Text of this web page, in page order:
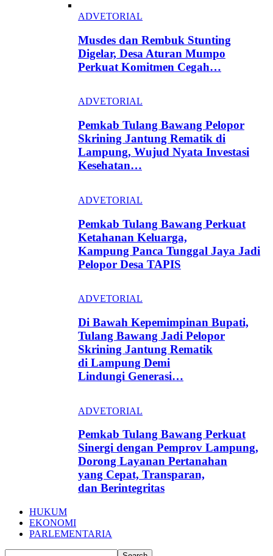
ADVETORIAL
Musdes dan Rembuk Stunting
Digelar, Desa Aturan Mumpo
Perkuat Komitmen Cegah…
ADVETORIAL
Pemkab Tulang Bawang Pelopor
Skrining Jantung Rematik di
Lampung, Wujud Nyata Investasi
Kesehatan…
ADVETORIAL
Pemkab Tulang Bawang Perkuat
Ketahanan Keluarga,
Kampung Panca Tunggal Jaya Jadi
Pelopor Desa TAPIS
ADVETORIAL
Di Bawah Kepemimpinan Bupati,
Tulang Bawang Jadi Pelopor
Skrining Jantung Rematik
di Lampung Demi
Lindungi Generasi…
ADVETORIAL
Pemkab Tulang Bawang Perkuat
Sinergi dengan Pemprov Lampung,
Dorong Layanan Pertanahan
yang Cepat, Transparan,
dan Berintegritas
HUKUM
EKONOMI
PARLEMENTARIA